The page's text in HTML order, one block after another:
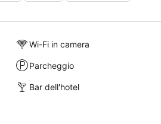
Wi-Fi in camera
Parcheggio
Bar dell'hotel